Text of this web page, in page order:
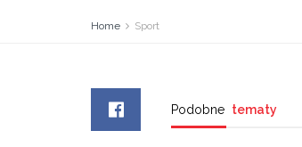
Home Sport
Podobne tematy